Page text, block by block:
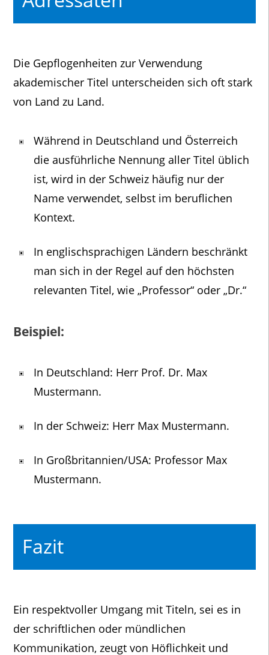
Die Gepflogenheiten zur Verwendung
akademischer Titel unterscheiden sich oft stark
von Land zu Land.
Während in Deutschland und Österreich
die ausführliche Nennung aller Titel üblich
ist, wird in der Schweiz häufig nur der
Name verwendet, selbst im beruflichen
Kontext.
In englischsprachigen Ländern beschränkt
man sich in der Regel auf den höchsten
relevanten Titel, wie „Professor“ oder „Dr.“
Beispiel:
In Deutschland: Herr Prof. Dr. Max
Mustermann.
In der Schweiz: Herr Max Mustermann.
In Großbritannien/USA: Professor Max
Mustermann.
Fazit
Ein respektvoller Umgang mit Titeln, sei es in
der schriftlichen oder mündlichen
Kommunikation, zeugt von Höflichkeit und